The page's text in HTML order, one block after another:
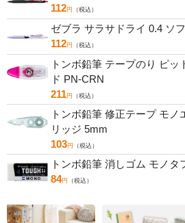
112円 （税込）
ゼブラ サラサドライ 0.4 ソ
112円 （税込）
トンボ鉛筆 テープのり ピ
ド PN-CRN
211円 （税込）
トンボ鉛筆 修正テープ モノ
リッジ 5mm
103円 （税込）
トンボ鉛筆 消しゴム モノタ
84円 （税込）